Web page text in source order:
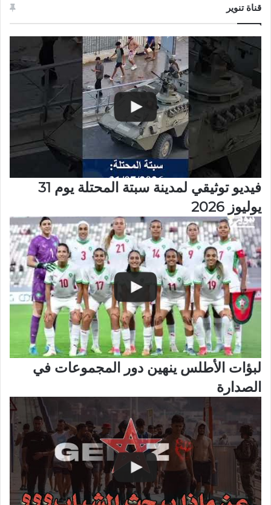
قناة تنوير
فيديو توثيقي لمدينة سبتة المحتلة يوم 31
يوليوز 2026
لبؤات الأطلس ينهين دور المجموعات في
الصدارة